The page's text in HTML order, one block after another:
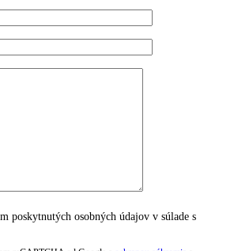
poskytnutých osobných údajov v súlade s